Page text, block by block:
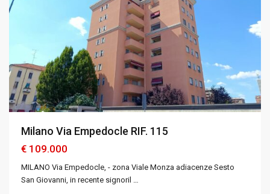
Milano Via Empedocle RIF. 115
€ 109.000
MILANO Via Empedocle, - zona Viale Monza adiacenze Sesto
San Giovanni, in recente signoril